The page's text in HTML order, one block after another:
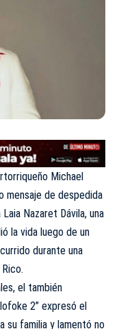
Michael
mensaje de despedida
Nazaret Dávila, una
la vida luego de un
durante una
el también
2” expresó el
su familia y lamentó no